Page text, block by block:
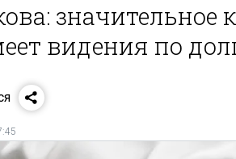
значительное
видения по